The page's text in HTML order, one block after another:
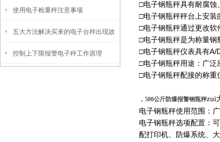
使用电子检重秤注意事项
五大方法解决买来的电子台秤出现故
障让人着急的问题
控制上下限报警电子秤工作原理
□电子钢瓶秤具有耐腐蚀
□电子钢瓶秤秤台上安装
□电子钢瓶秤通过更改软
□电子钢瓶秤是为称量钢
□电子钢瓶秤仪表具有A/
□电子钢瓶秤用途：广泛
□电子钢瓶秤配接的称重
，500公斤防爆报警钢瓶秤zui
电子钢瓶秤使用范围：
电子钢瓶秤选项配置：
配打印机、防爆系统、